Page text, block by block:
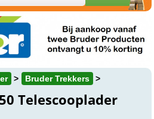
Bruder Trekkers
Telescooplader